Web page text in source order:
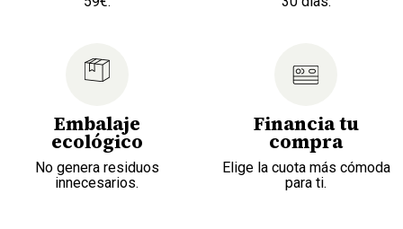
Embalaje
ecológico
No genera residuos
innecesarios.
Financia tu
compra
Elige la cuota más cómoda
para ti.